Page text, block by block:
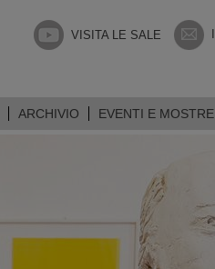
VISITA LE SALE
ARCHIVIO EVENTI E MOSTRE